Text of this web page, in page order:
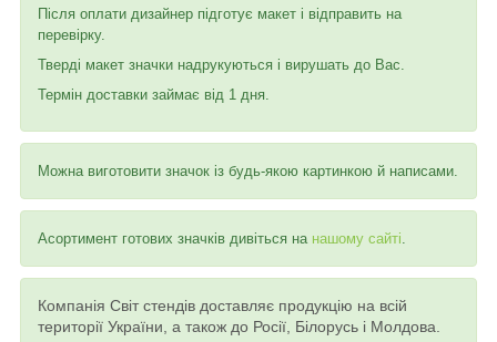
Після оплати дизайнер підготує макет і відправить на
перевірку.
Тверді макет значки надрукуються і вирушать до Вас.
Термін доставки займає від 1 дня.
Можна виготовити значок із будь-якою картинкою й написами.
Асортимент готових значків дивіться на нашому сайті
Компанія Світ стендів доставляє продукцію на всій
території України, а також до Росії, Білорусь і Молдова.